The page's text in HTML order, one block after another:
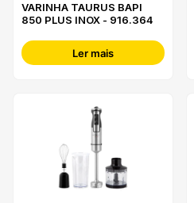
VARINHA TAURUS BAPI
850 PLUS INOX - 916.364
Ler mais